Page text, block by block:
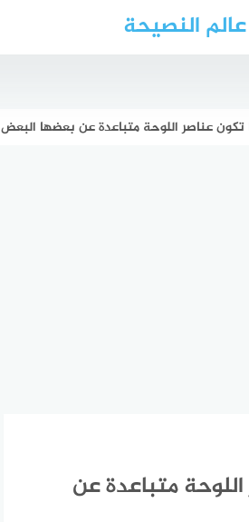
عالم النصيحة
تكون عناصر اللوحة متباعدة عن بعضها البعض
متباعدة عن